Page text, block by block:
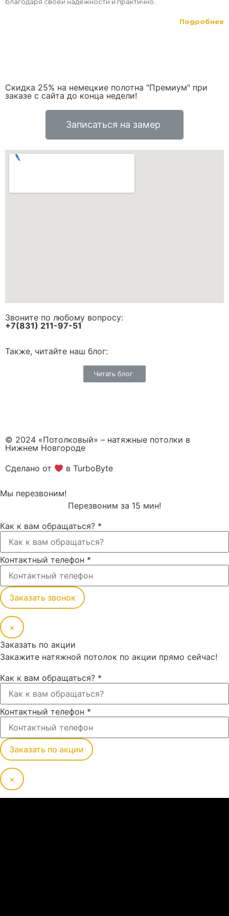
Подробнее
Скидка 25% на немецкие полотна "Премиум" при
заказе с сайта до конца недели!
Записаться на замер
Звоните по любому вопросу:
+7(831) 211-97-51
Также, читайте наш блог:
Читать блог
© 2024 «Потолковый» – натяжные потолки в
Нижнем Новгороде
Сделано от
в TurboByte
Мы перезвоним!
Перезвоним за 15 мин!
Как к вам обращаться? *
Контактный телефон *
Заказать звонок
×
Заказать по акции
Закажите натяжной потолок по акции прямо сейчас!
Как к вам обращаться? *
Контактный телефон *
Заказать по акции
×